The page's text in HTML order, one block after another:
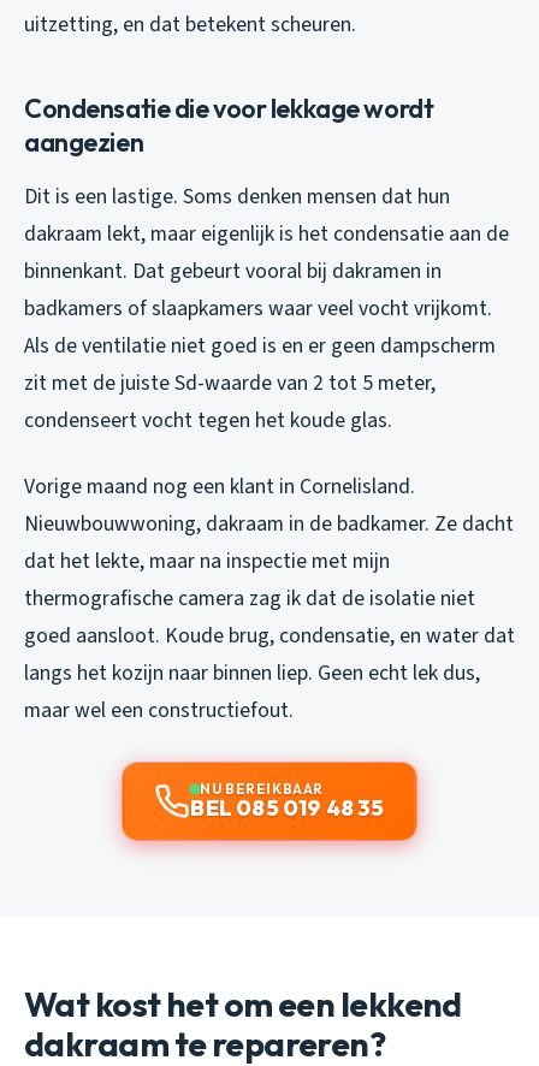
uitzetting, en dat betekent scheuren.
Condensatie die voor lekkage wordt
aangezien
Dit is een lastige. Soms denken mensen dat hun
dakraam lekt, maar eigenlijk is het condensatie aan de
binnenkant. Dat gebeurt vooral bij dakramen in
badkamers of slaapkamers waar veel vocht vrijkomt.
Als de ventilatie niet goed is en er geen dampscherm
zit met de juiste Sd-waarde van 2 tot 5 meter,
condenseert vocht tegen het koude glas.
Vorige maand nog een klant in Cornelisland.
Nieuwbouwwoning, dakraam in de badkamer. Ze dacht
dat het lekte, maar na inspectie met mijn
thermografische camera zag ik dat de isolatie niet
goed aansloot. Koude brug, condensatie, en water dat
langs het kozijn naar binnen liep. Geen echt lek dus,
maar wel een constructiefout.
NU BEREIKBAAR
BEL 085 019 48 35
Wat kost het om een lekkend
dakraam te repareren?